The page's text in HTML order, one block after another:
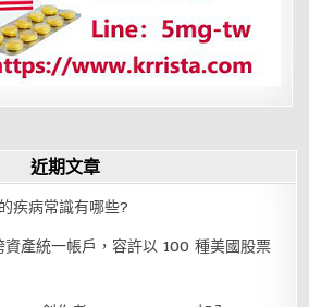
近期文章
疾病常識有哪些?
產統一帳戶，容許以 100 種美國股票